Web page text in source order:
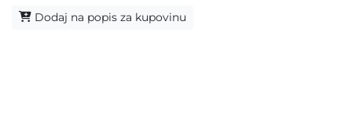
Dodaj na popis za kupovinu